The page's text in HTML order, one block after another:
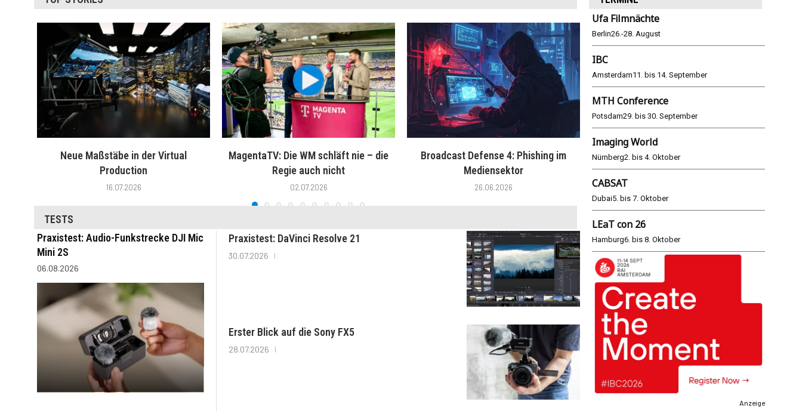
Neue Maßstäbe in der Virtual
Production
16.07.2026
MagentaTV: Die WM schläft nie – die
Regie auch nicht
02.07.2026
Broadcast Defense 4: Phishing im
Mediensektor
26.06.2026
WM 2026: ARD und ZDF im Remote-
Modus
TESTS
Praxistest: Audio-Funkstrecke DJI Mic
Mini 2S
06.08.2026
Praxistest: DaVinci Resolve 21
30.07.2026
Erster Blick auf die Sony FX5
28.07.2026
Ufa Filmnächte
Berlin26.-28. August
IBC
Amsterdam11. bis 14. September
MTH Conference
Potsdam29. bis 30. September
Imaging World
Nürnberg2. bis 4. Oktober
CABSAT
Dubai5. bis 7. Oktober
LEaT con 26
Hamburg6. bis 8. Oktober
Anzeige